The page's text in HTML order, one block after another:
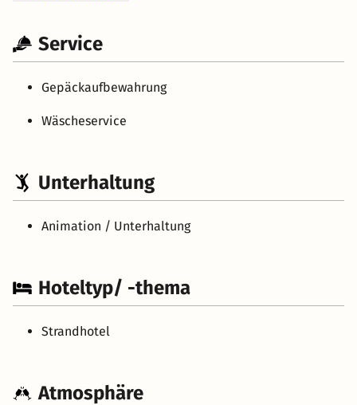
Service
Gepäckaufbewahrung
Wäscheservice
Unterhaltung
Animation / Unterhaltung
Hoteltyp/ -thema
Strandhotel
Atmosphäre